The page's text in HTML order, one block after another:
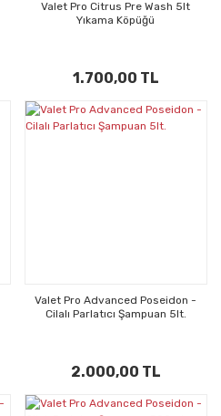
Valet Pro Citrus Pre Wash 5lt
Yıkama Köpüğü
1.700,00 TL
Valet Pro Advanced Poseidon -
Cilalı Parlatıcı Şampuan 5lt.
2.000,00 TL